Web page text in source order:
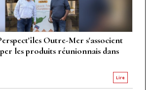
Outre-Mer s'associent
les produits réunionnais dans
Lire